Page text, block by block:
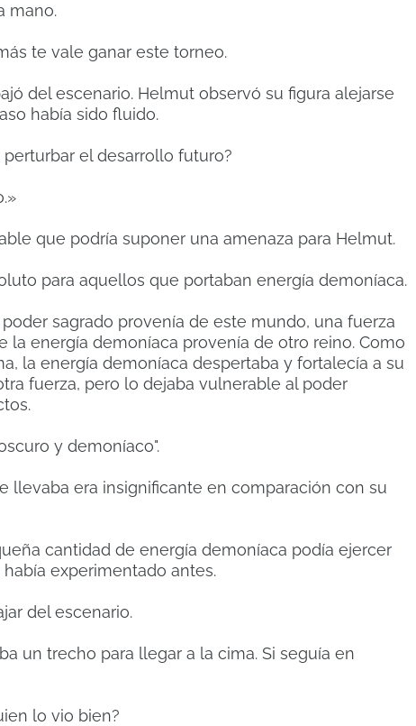
mano.
te vale ganar este torneo.
del escenario. Helmut observó su figura alejarse
había sido fluido.
el desarrollo futuro?
que podría suponer una amenaza para Helmut.
para aquellos que portaban energía demoníaca.
sagrado provenía de este mundo, una fuerza
la energía demoníaca provenía de otro reino. Como
la energía demoníaca despertaba y fortalecía a su
fuerza, pero lo dejaba vulnerable al poder
y demoníaco".
llevaba era insignificante en comparación con su
cantidad de energía demoníaca podía ejercer
experimentado antes.
del escenario.
un trecho para llegar a la cima. Si seguía en
lo vio bien?